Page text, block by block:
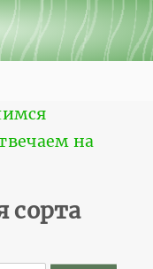
на
сорта